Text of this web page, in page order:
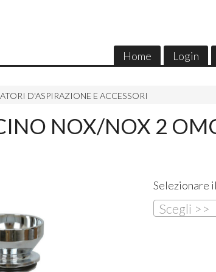
Home Login
D'ASPIRAZIONE E ACCESSORI
NOX/NOX 2
Selezionare
Scegli >>